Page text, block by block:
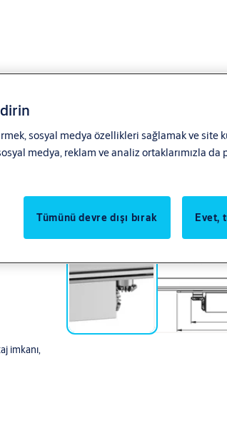
imkanı,
sosyal medya özellikleri sağlamak ve site
medya, reklam ve analiz ortaklarımızla da
Tümünü devre dışı bırak Evet,